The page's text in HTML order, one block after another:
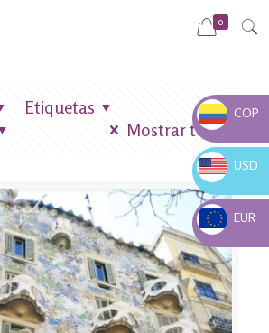
0
Etiquetas
Mostrar todo
COP $
COP
USD $
USD
EUR €
EUR